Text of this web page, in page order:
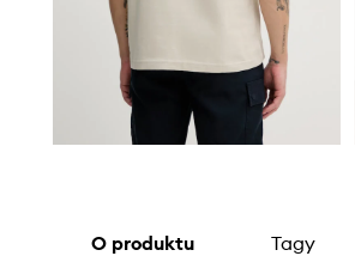
O produktu Tagy